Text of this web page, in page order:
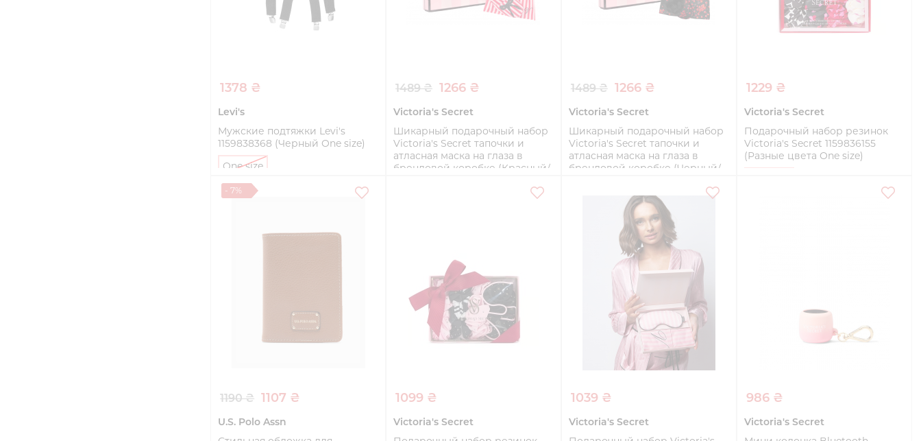
1378 ₴
Levi's
Мужские подтяжки Levi's
1159838368 (Черный One size)
One size
1489 ₴ 1266 ₴
Victoria's Secret
Шикарный подарочный набор
Victoria's Secret тапочки и
атласная маска на глаза в
брендовой коробке (Красный/
1489 ₴ 1266 ₴
Victoria's Secret
Шикарный подарочный набор
Victoria's Secret тапочки и
атласная маска на глаза в
брендовой коробке (Черный/
Купить
1229 ₴
Victoria's Secret
Подарочный набор резинок
Victoria's Secret 1159836155
(Разные цвета One size)
- 7%
1190 ₴ 1107 ₴
U.S. Polo Assn
1099 ₴
Victoria's Secret
1039 ₴
Victoria's Secret
986 ₴
Victoria's Secret